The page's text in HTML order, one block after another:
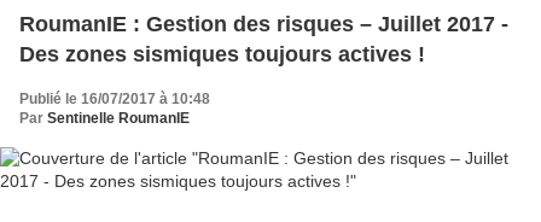
RoumanIE : Gestion des risques – Juillet 2017 -
Des zones sismiques toujours actives !
Publié le 16/07/2017 à 10:48
Par Sentinelle RoumanIE